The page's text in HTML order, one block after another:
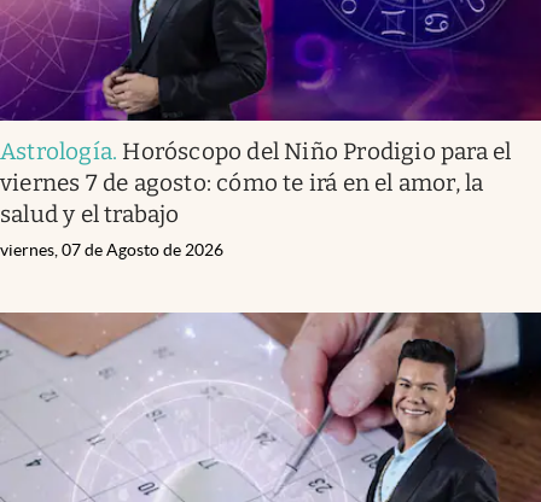
Astrología. Horóscopo del Niño Prodigio para el
viernes 7 de agosto: cómo te irá en el amor, la
salud y el trabajo
viernes, 07 de Agosto de 2026